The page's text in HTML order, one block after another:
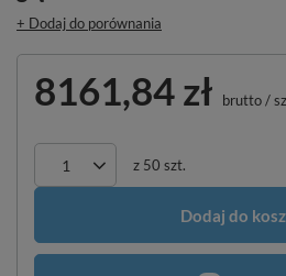
+ Dodaj do porównania
8161,84 zł brutto/
z 50 szt.
Dodaj do